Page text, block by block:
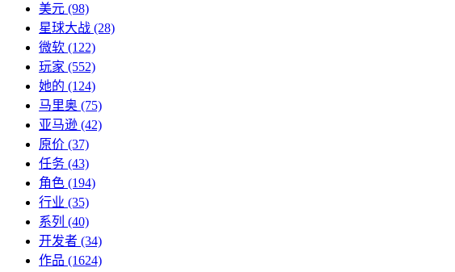
美元 (98)
星球大战 (28)
微软 (122)
玩家 (552)
她的 (124)
马里奥 (75)
亚马逊 (42)
原价 (37)
任务 (43)
角色 (194)
行业 (35)
系列 (40)
开发者 (34)
作品 (1624)